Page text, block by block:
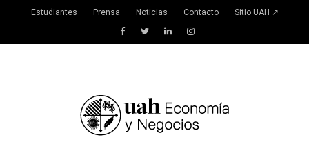
Estudiantes Prensa Noticias Contacto Sitio UAH ↗
FacebookTwitterLinkedInInstagram